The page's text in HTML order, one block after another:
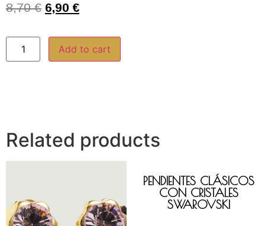
8,70€ 6,90 €
Add to cart
Related products
PENDIENTES CLÁSICOS
CON CRISTALES
SWAROVSKI